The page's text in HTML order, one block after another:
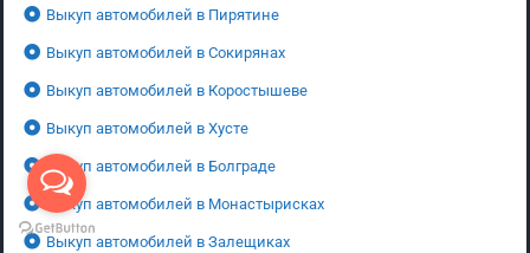
Выкуп автомобилей в Пирятине
Выкуп автомобилей в Сокирянах
Выкуп автомобилей в Коростышеве
Выкуп автомобилей в Хусте
Выкуп автомобилей в Болграде
Выкуп автомобилей в Монастырисках
Выкуп автомобилей в Залещиках